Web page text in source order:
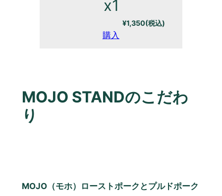
x1
¥1,350(税込)
購入
MOJO STANDのこだわ
り
MOJO（モホ）ローストポークとプルドポーク